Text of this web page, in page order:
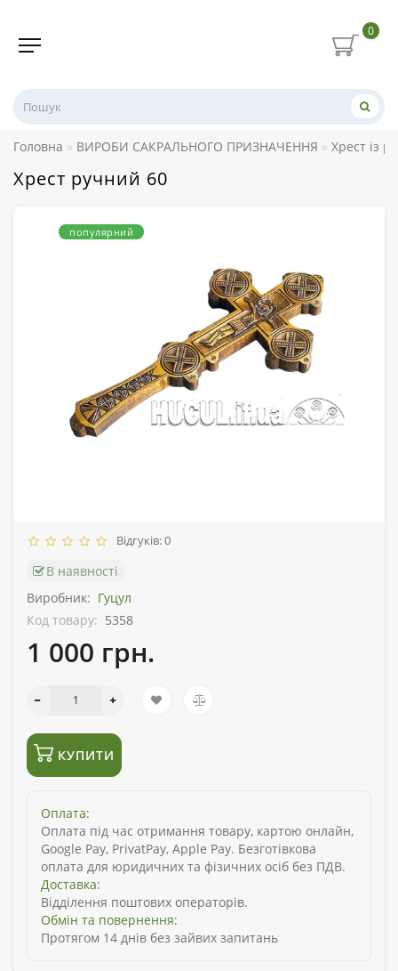
0
Головна ВИРОБИ САКРАЛЬНОГО ПРИЗНАЧЕННЯ Хрест із
Хрест ручний 60
популярний
Відгуків: 0
В наявності
Виробник: Гуцул
Код товару: 5358
1 000 грн.
КУПИТИ
Оплата:
Оплата під час отримання товару, картою онлайн,
Google Pay, PrivatPay, Apple Pay. Безготівкова
оплата для юридичних та фізичних осіб без ПДВ.
Доставка:
Відділення поштових операторів.
Обмін та повернення:
Протягом 14 днів без зайвих запитань